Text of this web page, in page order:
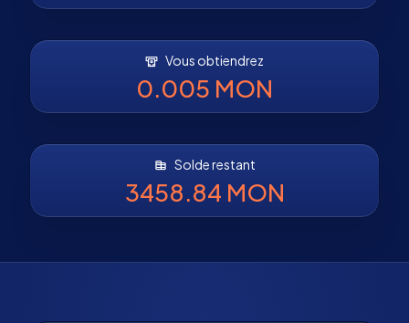
Vous obtiendrez
0.005 MON
Solde restant
3458.84 MON